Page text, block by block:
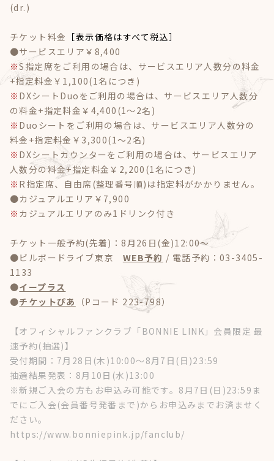
(dr.)
チケット料金 ［表示価格はすべて税込］
●サービスエリア￥8,400
※S指定席をご利用の場合は、サービスエリア人数分の料金
+指定料金￥1,100(1名につき)
※ DXシートDuoをご利用の場合は、サービスエリア人数分
の料金+指定料金￥4,400(1～2名)
※ Duoシートをご利用の場合は、サービスエリア人数分の
料金+指定料金￥3,300(1～2名)
※ DXシートカウンターをご利用の場合は、サービスエリア
人数分の料金+指定料金￥2,200(1名につき)
※ R指定席、自由席(整理番号順)は指定料がかかりません。
●カジュアルエリア￥7,900
※ カジュアルエリアのみ1ドリンク付き
チケット一般予約(先着)：8月26日(金)12:00～
●ビルボードライブ東京 WEB予約 / 電話予約：03-3405-
1133
●イープラス
●チケットぴあ （Pコード 223-798）
【オフィシャルファンクラブ「BONNIE LINK」会員限定 最
速予約(抽選)】
受付期間：7月28日(木)10:00～8月7日(日)23:59
抽選結果発表：8月10日(水)13:00
※新規ご入会の方もお申込み可能です。8月7日(日)23:59ま
でにご入会(会員番号発番まで)からお申込みまでお済ませく
ださい。
https://www.bonniepink.jp/fanclub/